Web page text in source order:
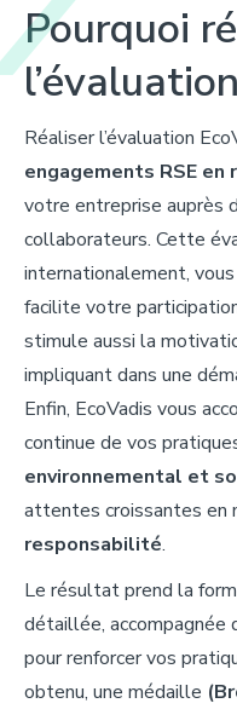
Pourquoi
l’évaluation
Réaliser l’évaluation
engagements RSE
votre entreprise auprès
collaborateurs. Cette
internationalement,
facilite votre
stimule aussi la
impliquant dans une
Enfin, EcoVadis vous
continue de vos
environnemental et
attentes croissantes en
responsabilité.
Le résultat prend la
détaillée, accompagnée
pour renforcer vos
obtenu, une médaille